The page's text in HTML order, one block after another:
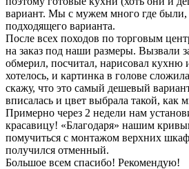
вариант. Мы с мужем много где
подходящего варианта.
После всех походов по торговым
на заказ под наши размеры. Вызвали
обмерил, посчитал, нарисовал кухню
хотелось, и картинка в голове
скажу, что это самый дешевый
вписалась и цвет выбрала такой, как
Примерно через 2 недели нам
красавицу! «Благодаря» нашим
помучиться с монтажом верхних
получился отменный.
Большое всем спасибо! Рекомендую!